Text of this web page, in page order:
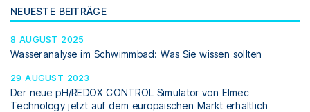
NEUESTE BEITRÄGE
8 AUGUST 2025
Wasseranalyse im Schwimmbad: Was Sie wissen sollten
29 AUGUST 2023
Der neue pH/REDOX CONTROL Simulator von Elmec
Technology jetzt auf dem europäischen Markt erhältlich